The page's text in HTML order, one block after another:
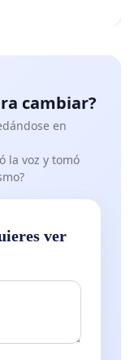
cambiar?
en
la voz y tomó
ver